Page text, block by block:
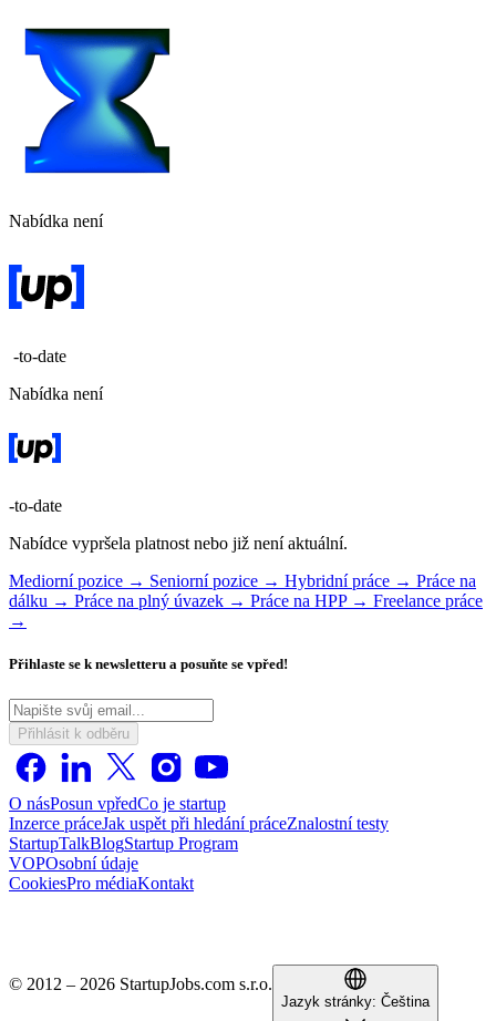
Nabídka není
-to-date
Nabídka není
-to-date
Nabídce vypršela platnost nebo již není aktuální.
Mediorní pozice → Seniorní pozice → Hybridní práce → Práce na
dálku → Práce na plný úvazek → Práce na HPP → Freelance práce
→
Přihlaste se k newsletteru a posuňte se vpřed!
Přihlásit k odběru
O násPosun vpředCo je startup
Inzerce práceJak uspět při hledání práceZnalostní testy
StartupTalkBlogStartup Program
VOPOsobní údaje
CookiesPro médiaKontakt
© 2012 – 2026 StartupJobs.com s.r.o.
Jazyk stránky: Čeština